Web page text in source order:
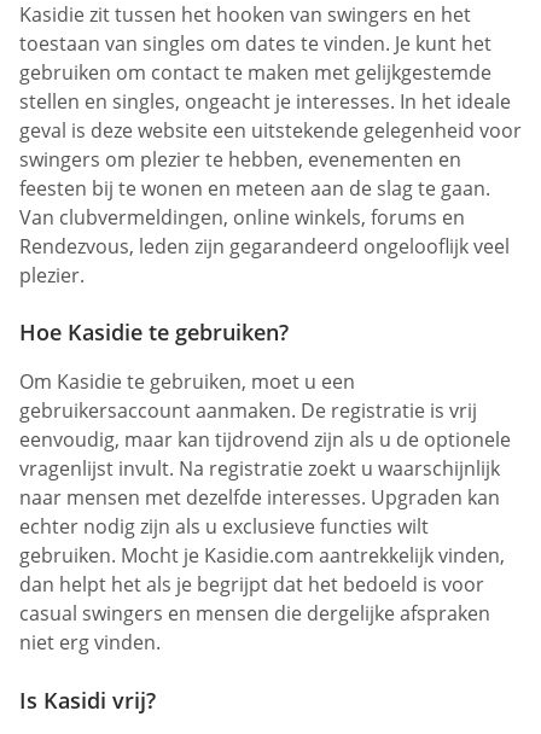
Kasidie zit tussen het hooken van swingers en het
toestaan van singles om dates te vinden. Je kunt het
gebruiken om contact te maken met gelijkgestemde
stellen en singles, ongeacht je interesses. In het ideale
geval is deze website een uitstekende gelegenheid voor
swingers om plezier te hebben, evenementen en
feesten bij te wonen en meteen aan de slag te gaan.
Van clubvermeldingen, online winkels, forums en
Rendezvous, leden zijn gegarandeerd ongelooflijk veel
plezier.
Hoe Kasidie te gebruiken?
Om Kasidie te gebruiken, moet u een
gebruikersaccount aanmaken. De registratie is vrij
eenvoudig, maar kan tijdrovend zijn als u de optionele
vragenlijst invult. Na registratie zoekt u waarschijnlijk
naar mensen met dezelfde interesses. Upgraden kan
echter nodig zijn als u exclusieve functies wilt
gebruiken. Mocht je Kasidie.com aantrekkelijk vinden,
dan helpt het als je begrijpt dat het bedoeld is voor
casual swingers en mensen die dergelijke afspraken
niet erg vinden.
Is Kasidi vrij?